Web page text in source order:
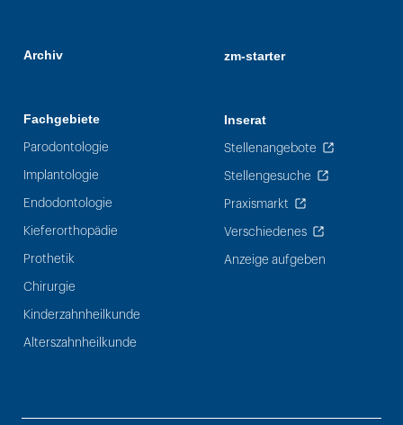
Archiv
Fachgebiete
Parodontologie
Implantologie
Endodontologie
Kieferorthopädie
Prothetik
Chirurgie
Kinderzahnheilkunde
Alterszahnheilkunde
zm-starter
Inserat
Stellenangebote
Stellengesuche
Praxismarkt
Verschiedenes
Anzeige aufgeben